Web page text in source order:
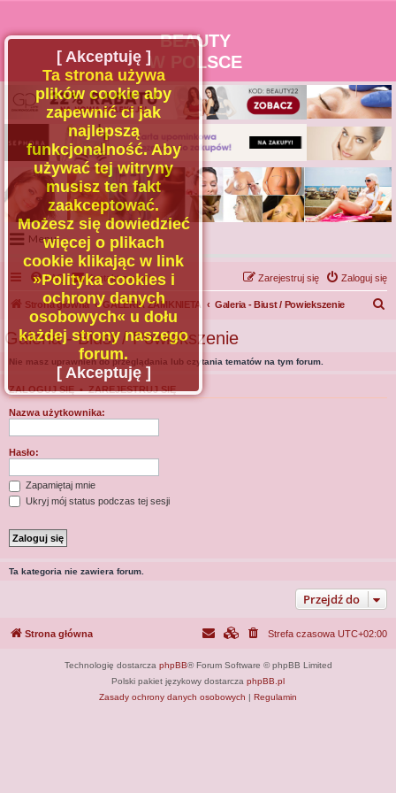
BEAUTY
W POLSCE
Menu
Portal
Facebook
Regulamin
Zapytaj administratora
Kontakt
FAQ Kontakt z nami Zaloguj się
Zarejestruj się
Strona główna GALERIA ZAMKNIETA Galeria - Biust / Powiekszenie
Galeria - Biust / Powiekszenie
Nie masz uprawnień do przeglądania lub czytania tematów na tym forum.
ZALOGUJ SIĘ•ZAREJESTRUJ SIĘ
Nazwa użytkownika:
Hasło:
Zapamiętaj mnie
Ukryj mój status podczas tej sesji
Ta kategoria nie zawiera forum.
Przejdź do
[ Akceptuję ]
Ta strona używa
plików cookie aby
zapewnić ci jak
najlepszą
funkcjonalność. Aby
używać tej witryny
musisz ten fakt
zaakceptować.
Możesz się dowiedzieć
więcej o plikach
cookie klikając w link
»Polityka cookies i
ochrony danych
osobowych« u dołu
każdej strony naszego
forum.
[ Akceptuję ]
Strona główna Strefa czasowa UTC+02:00
Technologię dostarcza phpBB® Forum Software © phpBB Limited
Polski pakiet językowy dostarcza phpBB.pl
Zasady ochrony danych osobowych | Regulamin